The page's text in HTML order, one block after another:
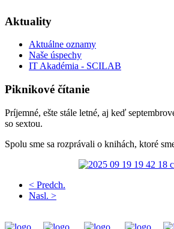
Aktuality
Aktuálne oznamy
Naše úspechy
IT Akadémia - SCILAB
Piknikové čítanie
Príjemné, ešte stále letné, aj keď
so sextou.
Spolu sme sa rozprávali o knihách, ktoré
< Predch.
Nasl. >